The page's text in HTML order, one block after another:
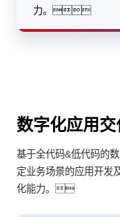
力。
数字化应用
基于全代码&低代码的
定业务场景的应用开
化能力。